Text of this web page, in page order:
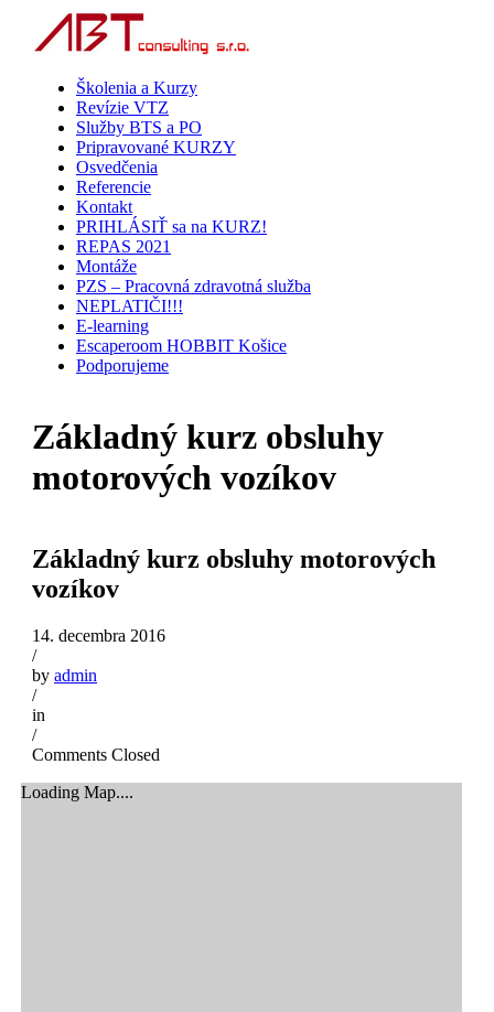
Školenia a Kurzy
Revízie VTZ
Služby BTS a PO
Pripravované KURZY
Osvedčenia
Referencie
Kontakt
PRIHLÁSIŤ sa na KURZ!
REPAS 2021
Montáže
PZS – Pracovná zdravotná služba
NEPLATIČI!!!
E-learning
Escaperoom HOBBIT Košice
Podporujeme
Základný kurz obsluhy
motorových vozíkov
Základný kurz obsluhy motorových
vozíkov
14. decembra 2016
/
by admin
/
in
/
Comments Closed
Loading Map....